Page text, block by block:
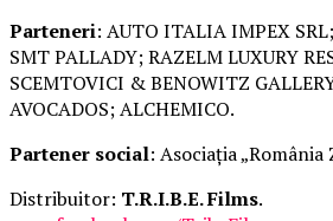
Parteneri: AUTO ITALIA IMPEX
SMT PALLADY; RAZELM LUXURY
SCEMTOVICI & BENOWITZ
AVOCADOS; ALCHEMICO.
Partener social: Asociația „România
Distribuitor: T.R.I.B.E. Films.